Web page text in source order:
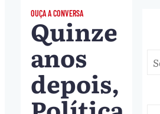
OUÇA A CONVERSA
Quinze
anos
depois,